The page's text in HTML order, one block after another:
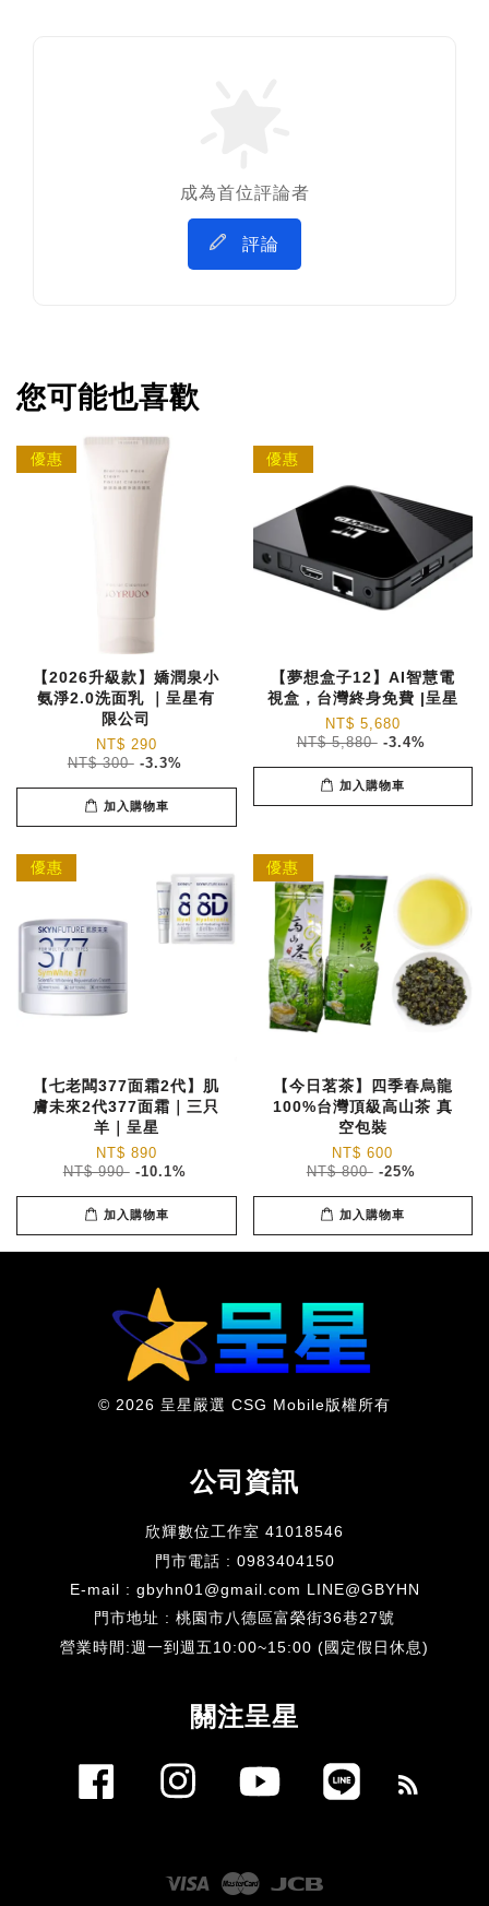
成為首位評論者
評論
您可能也喜歡
優惠
【2026升級款】嬌潤泉小
氨淨2.0洗面乳 ｜呈星有
限公司
NT$ 290
NT$ 300 -3.3%
加入購物車
優惠
【夢想盒子12】AI智慧電
視盒，台灣終身免費 |呈星
NT$ 5,680
NT$ 5,880 -3.4%
加入購物車
優惠
【七老闆377面霜2代】肌
膚未來2代377面霜｜三只
羊｜呈星
NT$ 890
NT$ 990 -10.1%
加入購物車
優惠
【今日茗茶】四季春烏龍
100%台灣頂級高山茶 真
空包裝
NT$ 600
NT$ 800 -25%
加入購物車
© 2026 呈星嚴選 CSG Mobile版權所有
公司資訊
欣輝數位工作室 41018546
門市電話 : 0983404150
E-mail : gbyhn01@gmail.com LINE@GBYHN
門市地址 : 桃園市八德區富榮街36巷27號
​營業時間:週一到週五10:00~15:00 (國定假日休息)
關注呈星
Facebook Instagram YouTube
Visa Master